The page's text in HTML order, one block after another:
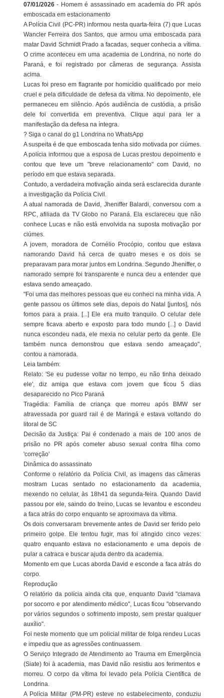
07/01/2026- Homem é assassinado em academia do PR após
emboscada em estacionamento
A Polícia Civil (PC-PR) informou nesta quarta-feira (7) que Lucas
Wancler Ferreira dos Santos, que armou uma emboscada para
matar David Schmidt Prado a facadas, sequer conhecia a vítima.
O crime aconteceu em uma academia de Londrina, no norte do
Paraná, e foi registrado por câmeras de segurança. Assista
acima.
Lucas foi preso em flagrante por homicídio qualificado por meio
cruel e pela dificuldade de defesa da vítima. No depoimento, ele
permaneceu em silêncio. Após audiência de custódia, a prisão
dele foi convertida em preventiva. Clique aqui para ler a
manifestação da defesa na íntegra.
? Siga o canal do g1 Londrina no WhatsApp
A suspeita é de que emboscada tenha sido motivada por ciúmes.
A polícia informou que a esposa de Lucas prestou depoimento e
contou que teve um "breve relacionamento" com David, no
período em que estava separada.
Contudo, a verdadeira motivação ainda será esclarecida durante
a investigação da Polícia Civil.
A atual namorada de David, Jheniffer Balardi, conversou com a
RPC, afiliada da TV Globo no Paraná. Ela esclareceu que não
conhece Lucas e não está envolvida na suposta motivação por
ciúmes.
A jovem, moradora de Cornélio Procópio, contou que estava
namorando David há cerca de quatro meses e os dois se
preparavam para morar juntos em Londrina. Segundo Jheniffer, o
namorado sempre foi transparente e nunca deu a entender que
estava sendo ameaçado.
"Foi uma das melhores pessoas que eu conheci na minha vida. A
gente passou os últimos sete dias, depois do Natal [juntos], nós
fomos para a praia. [...] Ele era muito tranquilo. O celular dele
sempre ficava aberto e exposto para todo mundo [...] o David
nunca escondeu nada, ele mexia no celular perto da gente. Ele
também nunca demonstrou que estava sendo ameaçado",
contou a namorada.
Leia também:
Relato: 'Se eu pudesse voltar no tempo, eu não tinha deixado
ele', diz amiga que estava com jovem que ficou 5 dias
desaparecido no Pico Paraná
Tragédia: Família de criança que morreu após BMW ser
atravessada por guard rail é de Maringá e estava voltando do
litoral de SC
Decisão da Justiça: Pai é condenado a mais de 100 anos de
prisão no PR após cometer abuso sexual contra filha como
'correção'
Dinâmica do assassinato
Conforme o relatório da Polícia Civil, as imagens das câmeras
mostram Lucas sentado no estacionamento da academia,
mexendo no celular, às 18h41 da segunda-feira. Quando David
passou por ele, saindo do treino, Lucas se levantou e escondeu
a faca atrás do corpo enquanto se aproximava da vítima.
Os dois conversaram brevemente antes de David ser ferido pelo
primeiro golpe. Ele tentou fugir, mas foi atingido cinco vezes:
quatro enquanto estava no estacionamento e uma depois de
pular a catraca e buscar ajuda dentro da academia.
Momento em que Lucas aborda David e esconde a faca atrás do
corpo.
Reprodução
O relatório da polícia ainda cita que, enquanto David "clamava
por socorro e por atendimento médico", Lucas ficou "observando
por vários segundos o sofrimento imposto, sem prestar qualquer
auxílio".
Foi neste momento que um policial militar de folga rendeu Lucas
e impediu que as agressões continuassem.
O Serviço Integrado de Atendimento ao Trauma em Emergência
(Siate) foi à academia, mas David não resistiu aos ferimentos e
morreu. O corpo da vítima foi levado pela Polícia Científica de
Londrina.
A Polícia Militar (PM-PR) esteve no estabelecimento, conduziu